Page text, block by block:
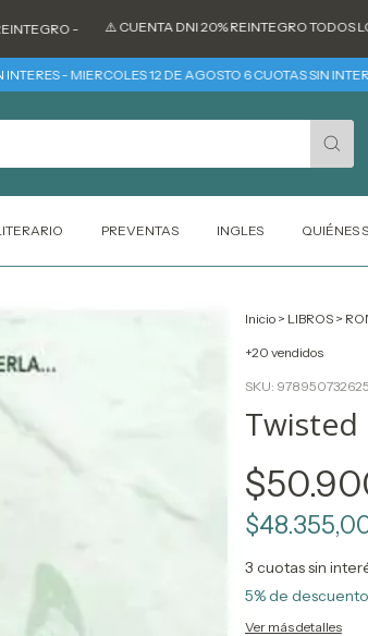
- ⚠️ CUENTA DNI 20% REINTEGRO TODOS LOS DÍAS
- MIERCOLES 12 DE AGOSTO 6 CUOTAS SIN INTERES
PREVENTAS INGLES QUIÉNES
Inicio > LIBROS >
+20 vendidos
SKU:
Twisted
3 cuotas sin
5% de descuento
Ver más detalles